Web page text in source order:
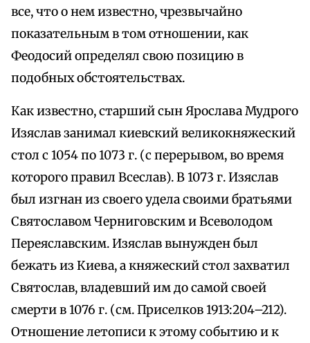
все, что о нем известно, чрезвычайно
показательным в том отношении, как
Феодосий определял свою позицию в
подобных обстоятельствах.
Как известно, старший сын Ярослава Мудрого
Изяслав занимал киевский великокняжеский
стол с 1054 по 1073 г. (с перерывом, во время
которого правил Всеслав). В 1073 г. Изяслав
был изгнан из своего удела своими братьями
Святославом Черниговским и Всеволодом
Переяславским. Изяслав вынужден был
бежать из Киева, а княжеский стол захватил
Святослав, владевший им до самой своей
смерти в 1076 г. (см. Приселков 1913:204–212).
Отношение летописи к этому событию и к